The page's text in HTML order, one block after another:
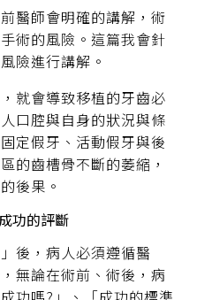
醫師會明確的講解，術
術的風險。這篇我會針
險進行講解。
就會導致移植的牙齒必
口腔與自身的狀況與條
定假牙、活動假牙與後
的齒槽骨不斷的萎縮，
後果。
功的評斷
後，病人必須遵循醫
無論在術前、術後，病